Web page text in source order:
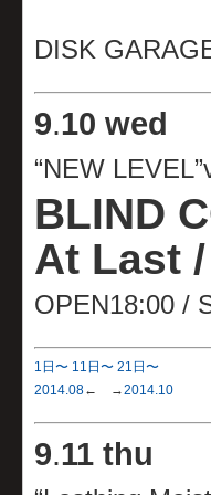
DISK
9.10 wed
“NEW
BLIND
At Last
OPEN18:00 /
1日〜 11日〜 21日〜
2014.08← →2014.10
9.11 thu